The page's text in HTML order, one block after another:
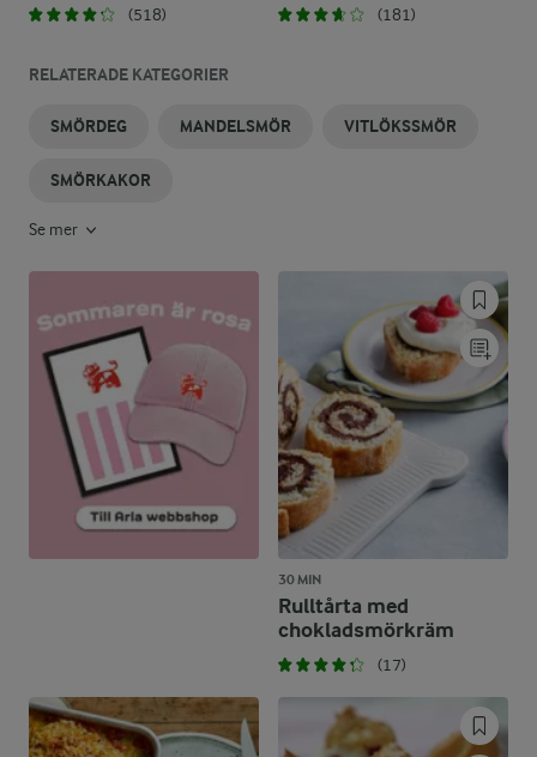
(518) (181)
RELATERADE KATEGORIER
SMÖRDEG MANDELSMÖR VITLÖKSSMÖR
SMÖRKAKOR
Se mer
30 MIN
Rulltårta med
chokladsmörkräm
(17)